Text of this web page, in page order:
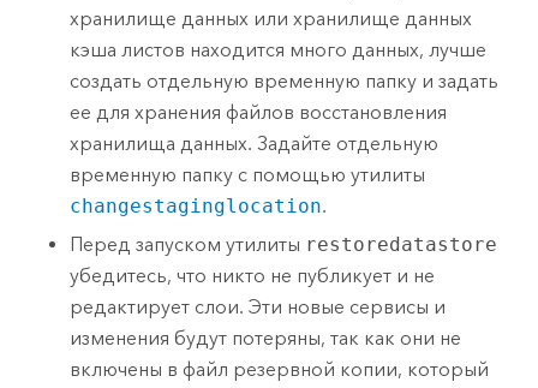
хранилище данных или хранилище данных
кэша листов находится много данных, лучше
создать отдельную временную папку и задать
ее для хранения файлов восстановления
хранилища данных. Задайте отдельную
временную папку с помощью утилиты
changestaginglocation.
Перед запуском утилиты restoredatastore
убедитесь, что никто не публикует и не
редактирует слои. Эти новые сервисы и
изменения будут потеряны, так как они не
включены в файл резервной копии, который